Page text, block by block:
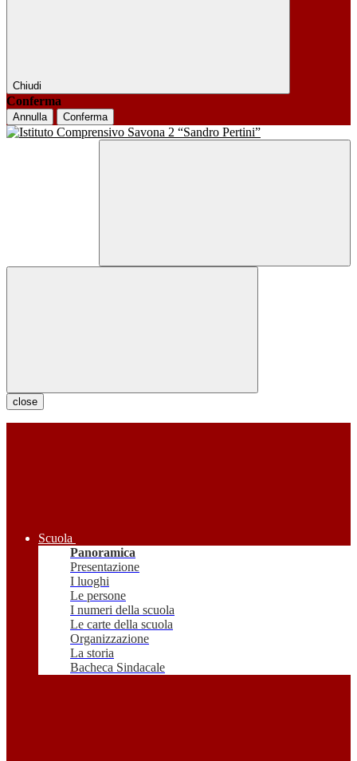
Chiudi
Conferma
Annulla Conferma
close
Scuola
Panoramica
Presentazione
I luoghi
Le persone
I numeri della scuola
Le carte della scuola
Organizzazione
La storia
Bacheca Sindacale